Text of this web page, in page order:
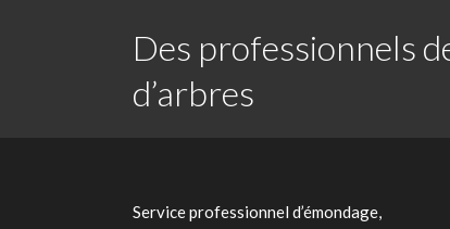
Des professionnels
d’arbres
Service professionnel d’émondage,